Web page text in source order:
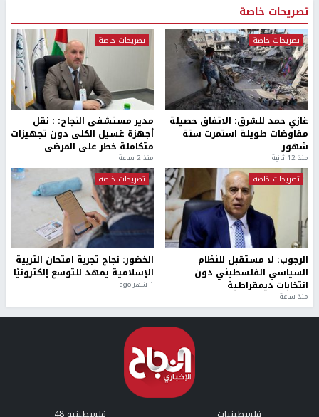
تصريحات خاصة
تصريحات خاصة
غازي حمد للشرق: الاتفاق حصيلة
مفاوضات طويلة استمرت ستة
شهور
منذ 12 ثانية
تصريحات خاصة
مدير مستشفى النجاح: : نقل
أجهزة غسيل الكلى دون تجهيزات
متكاملة خطر على المرضى
منذ 2 ساعة
تصريحات خاصة
الرجوب: لا مستقبل للنظام
السياسي الفلسطيني دون
انتخابات ديمقراطية
منذ ساعة
تصريحات خاصة
الخضور: نجاح تجربة امتحان التربية
الإسلامية يمهد للتوسع إلكترونيًا
1 شهر ago